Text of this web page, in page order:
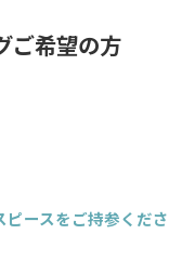
ご希望の方
ースをご持参くださ